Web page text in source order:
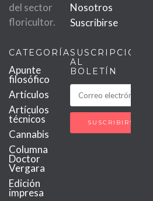
del sector
floricultor.
Nosotros
Suscribirse
CATEGORÍAS
Apunte
filosófico
Artículos
Artículos
técnicos
Cannabis
Columna
Doctor
Vergara
Edición
impresa
SUSCRIPCIÓN
AL
BOLETÍN